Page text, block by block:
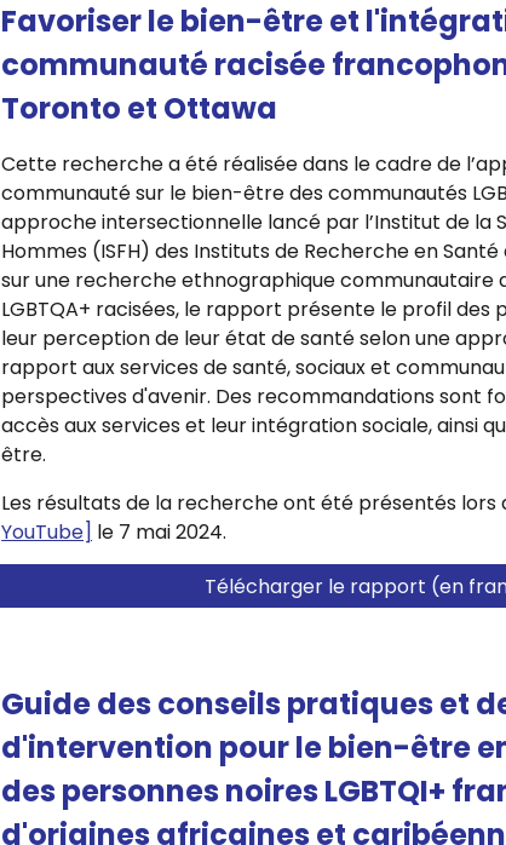
Favoriser le bien-être et
communauté racisée
Toronto et Ottawa
Cette recherche a été réalisée dans le cadre de
communauté sur le bien-être des communautés
approche intersectionnelle lancé par l’Institut de la
Hommes (ISFH) des Instituts de Recherche en Santé
sur une recherche ethnographique communautaire
LGBTQA+ racisées, le rapport présente le profil des
leur perception de leur état de santé selon une
rapport aux services de santé, sociaux et
perspectives d'avenir. Des recommandations sont
accès aux services et leur intégration sociale, ainsi
être.
Les résultats de la recherche ont été présentés lors
YouTube] le 7 mai 2024.
Télécharger le rapport (en
Guide des conseils pratiques et
d'intervention pour le bien-être
des personnes noires LGBTQI+
d'origines africaines et